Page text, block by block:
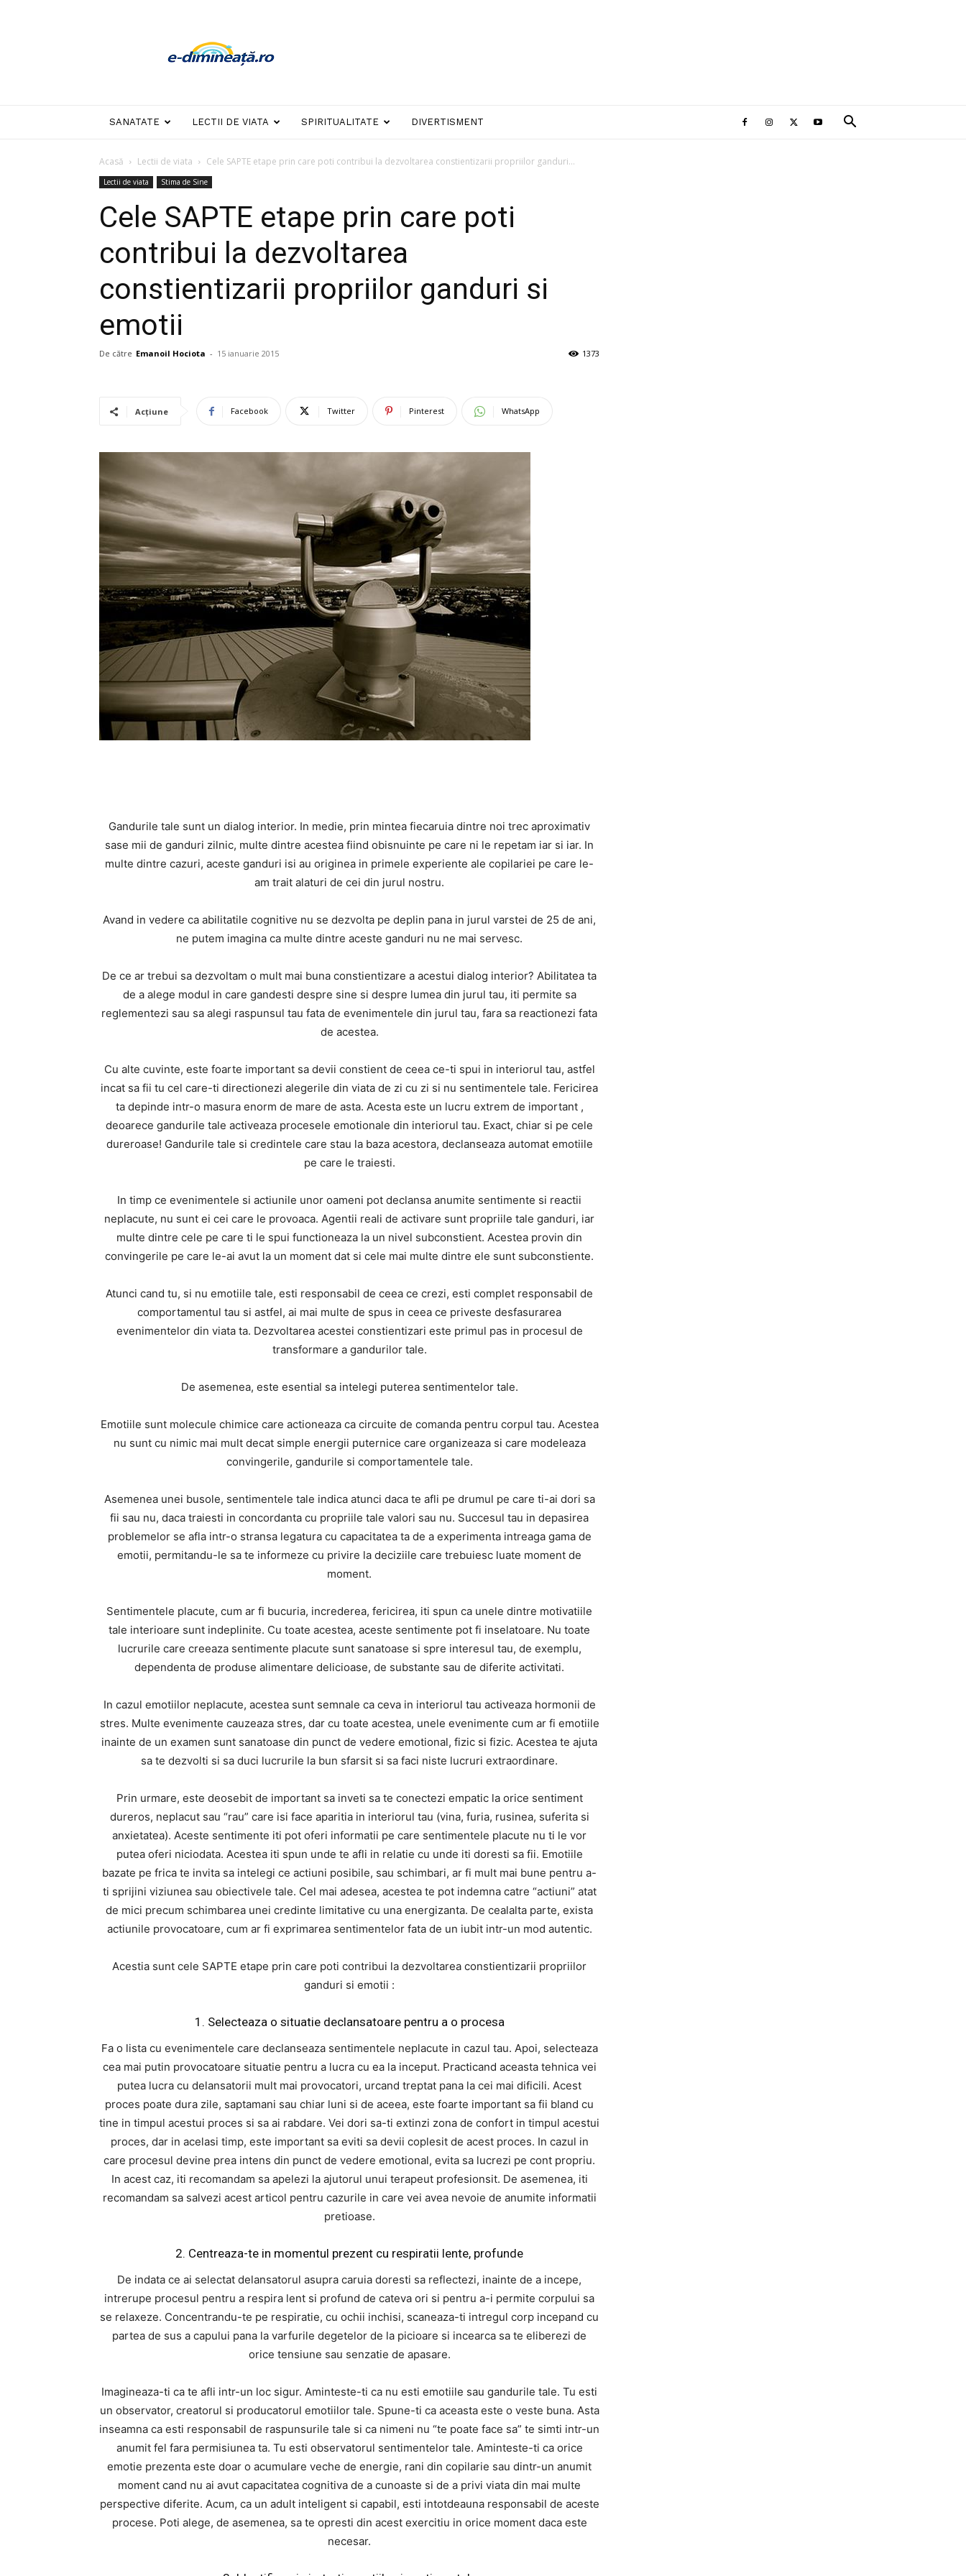
dimineata
SANATATE LECTII DE VIATA SPIRITUALITATE DIVERTISMENT
Acasă Lectii de viata Cele SAPTE etape prin care poti contribui la dezvoltarea constientizarii propriilor ganduri...
Lectii de viata Stima de Sine
Cele SAPTE etape prin care poti
contribui la dezvoltarea
constientizarii propriilor ganduri si
emotii
De către Emanoil Hociota - 15 ianuarie 2015 1373
Acțiune Facebook Twitter Pinterest WhatsApp
Gandurile tale sunt un dialog interior. In medie, prin mintea fiecaruia dintre noi trec aproximativ
sase mii de ganduri zilnic, multe dintre acestea fiind obisnuinte pe care ni le repetam iar si iar. In
multe dintre cazuri, aceste ganduri isi au originea in primele experiente ale copilariei pe care le-
am trait alaturi de cei din jurul nostru.
Avand in vedere ca abilitatile cognitive nu se dezvolta pe deplin pana in jurul varstei de 25 de ani,
ne putem imagina ca multe dintre aceste ganduri nu ne mai servesc.
De ce ar trebui sa dezvoltam o mult mai buna constientizare a acestui dialog interior? Abilitatea ta
de a alege modul in care gandesti despre sine si despre lumea din jurul tau, iti permite sa
reglementezi sau sa alegi raspunsul tau fata de evenimentele din jurul tau, fara sa reactionezi fata
de acestea.
Cu alte cuvinte, este foarte important sa devii constient de ceea ce-ti spui in interiorul tau, astfel
incat sa fii tu cel care-ti directionezi alegerile din viata de zi cu zi si nu sentimentele tale. Fericirea
ta depinde intr-o masura enorm de mare de asta. Acesta este un lucru extrem de important ,
deoarece gandurile tale activeaza procesele emotionale din interiorul tau. Exact, chiar si pe cele
dureroase! Gandurile tale si credintele care stau la baza acestora, declanseaza automat emotiile
pe care le traiesti.
In timp ce evenimentele si actiunile unor oameni pot declansa anumite sentimente si reactii
neplacute, nu sunt ei cei care le provoaca. Agentii reali de activare sunt propriile tale ganduri, iar
multe dintre cele pe care ti le spui functioneaza la un nivel subconstient. Acestea provin din
convingerile pe care le-ai avut la un moment dat si cele mai multe dintre ele sunt subconstiente.
Atunci cand tu, si nu emotiile tale, esti responsabil de ceea ce crezi, esti complet responsabil de
comportamentul tau si astfel, ai mai multe de spus in ceea ce priveste desfasurarea
evenimentelor din viata ta. Dezvoltarea acestei constientizari este primul pas in procesul de
transformare a gandurilor tale.
De asemenea, este esential sa intelegi puterea sentimentelor tale.
Emotiile sunt molecule chimice care actioneaza ca circuite de comanda pentru corpul tau. Acestea
nu sunt cu nimic mai mult decat simple energii puternice care organizeaza si care modeleaza
convingerile, gandurile si comportamentele tale.
Asemenea unei busole, sentimentele tale indica atunci daca te afli pe drumul pe care ti-ai dori sa
fii sau nu, daca traiesti in concordanta cu propriile tale valori sau nu. Succesul tau in depasirea
problemelor se afla intr-o stransa legatura cu capacitatea ta de a experimenta intreaga gama de
emotii, permitandu-le sa te informeze cu privire la deciziile care trebuiesc luate moment de
moment.
Sentimentele placute, cum ar fi bucuria, increderea, fericirea, iti spun ca unele dintre motivatiile
tale interioare sunt indeplinite. Cu toate acestea, aceste sentimente pot fi inselatoare. Nu toate
lucrurile care creeaza sentimente placute sunt sanatoase si spre interesul tau, de exemplu,
dependenta de produse alimentare delicioase, de substante sau de diferite activitati.
In cazul emotiilor neplacute, acestea sunt semnale ca ceva in interiorul tau activeaza hormonii de
stres. Multe evenimente cauzeaza stres, dar cu toate acestea, unele evenimente cum ar fi emotiile
inainte de un examen sunt sanatoase din punct de vedere emotional, fizic si fizic. Acestea te ajuta
sa te dezvolti si sa duci lucrurile la bun sfarsit si sa faci niste lucruri extraordinare.
Prin urmare, este deosebit de important sa inveti sa te conectezi empatic la orice sentiment
dureros, neplacut sau “rau” care isi face aparitia in interiorul tau (vina, furia, rusinea, suferita si
anxietatea). Aceste sentimente iti pot oferi informatii pe care sentimentele placute nu ti le vor
putea oferi niciodata. Acestea iti spun unde te afli in relatie cu unde iti doresti sa fii. Emotiile
bazate pe frica te invita sa intelegi ce actiuni posibile, sau schimbari, ar fi mult mai bune pentru a-
ti sprijini viziunea sau obiectivele tale. Cel mai adesea, acestea te pot indemna catre “actiuni” atat
de mici precum schimbarea unei credinte limitative cu una energizanta. De cealalta parte, exista
actiunile provocatoare, cum ar fi exprimarea sentimentelor fata de un iubit intr-un mod autentic.
Acestia sunt cele SAPTE etape prin care poti contribui la dezvoltarea constientizarii propriilor
ganduri si emotii :
1. Selecteaza o situatie declansatoare pentru a o procesa
Fa o lista cu evenimentele care declanseaza sentimentele neplacute in cazul tau. Apoi, selecteaza
cea mai putin provocatoare situatie pentru a lucra cu ea la inceput. Practicand aceasta tehnica vei
putea lucra cu delansatorii mult mai provocatori, urcand treptat pana la cei mai dificili. Acest
proces poate dura zile, saptamani sau chiar luni si de aceea, este foarte important sa fii bland cu
tine in timpul acestui proces si sa ai rabdare. Vei dori sa-ti extinzi zona de confort in timpul acestui
proces, dar in acelasi timp, este important sa eviti sa devii coplesit de acest proces. In cazul in
care procesul devine prea intens din punct de vedere emotional, evita sa lucrezi pe cont propriu.
In acest caz, iti recomandam sa apelezi la ajutorul unui terapeut profesionsit. De asemenea, iti
recomandam sa salvezi acest articol pentru cazurile in care vei avea nevoie de anumite informatii
pretioase.
2. Centreaza-te in momentul prezent cu respiratii lente, profunde
De indata ce ai selectat delansatorul asupra caruia doresti sa reflectezi, inainte de a incepe,
intrerupe procesul pentru a respira lent si profund de cateva ori si pentru a-i permite corpului sa
se relaxeze. Concentrandu-te pe respiratie, cu ochii inchisi, scaneaza-ti intregul corp incepand cu
partea de sus a capului pana la varfurile degetelor de la picioare si incearca sa te eliberezi de
orice tensiune sau senzatie de apasare.
Imagineaza-ti ca te afli intr-un loc sigur. Aminteste-ti ca nu esti emotiile sau gandurile tale. Tu esti
un observator, creatorul si producatorul emotiilor tale. Spune-ti ca aceasta este o veste buna. Asta
inseamna ca esti responsabil de raspunsurile tale si ca nimeni nu “te poate face sa” te simti intr-un
anumit fel fara permisiunea ta. Tu esti observatorul sentimentelor tale. Aminteste-ti ca orice
emotie prezenta este doar o acumulare veche de energie, rani din copilarie sau dintr-un anumit
moment cand nu ai avut capacitatea cognitiva de a cunoaste si de a privi viata din mai multe
perspective diferite. Acum, ca un adult inteligent si capabil, esti intotdeauna responsabil de aceste
procese. Poti alege, de asemenea, sa te opresti din acest exercitiu in orice moment daca este
necesar.